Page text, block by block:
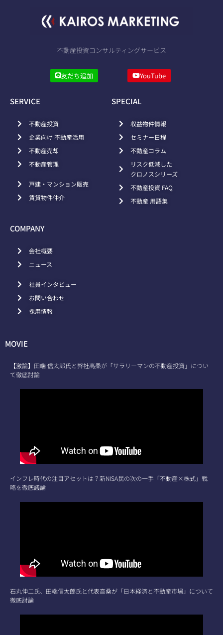
不動産投資コンサルティングサービス
友だち追加 YouTube
SERVICE
不動産投資
企業向け 不動産活用
不動産売却
不動産管理
戸建・マンション販売
賃貸物件仲介
SPECIAL
収益物件情報
セミナー日程
不動産コラム
リスク低減した
クロノスシリーズ
不動産投資 FAQ
不動産 用語集
COMPANY
会社概要
ニュース
社員インタビュー
お問い合わせ
採用情報
MOVIE
【激論】田端 信太郎氏と弊社高桑が「サラリーマンの不動産投資」につい
て徹底討論
インフレ時代の注目アセットは？新NISA民の次の一手「不動産×株式」戦
略を徹底議論
石丸伸二氏、田端信太郎氏と代表高桑が「日本経済と不動産市場」について
徹底討論